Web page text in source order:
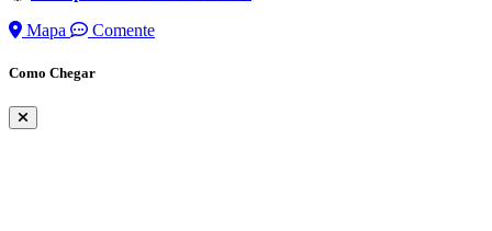
Mapa
Comente
Como Chegar